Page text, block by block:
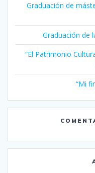
Graduación de
Graduación de
“El Patrimonio
“Mi